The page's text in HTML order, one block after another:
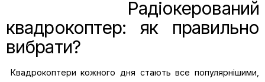
Радіокерований
квадрокоптер: як правильно
вибрати?
Квадрокоптери кожного дня стають все популярнішими,